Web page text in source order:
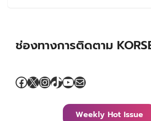
ช่องทางการติดตาม
Facebook
X Instagram
TikTok
YouTube
Mail
Weekly Hot Issue